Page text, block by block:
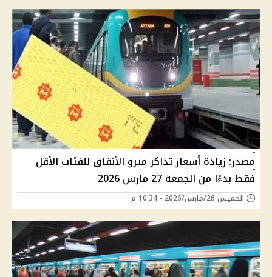
مصدر: زيادة أسعار تذاكر مترو الأنفاق للفئات الأقل
فقط بدءًا من الجمعة 27 مارس 2026
الخميس 26/مارس/2026 - 10:34 م